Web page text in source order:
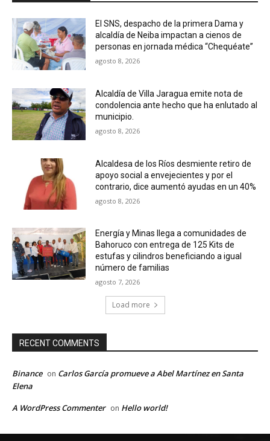
El SNS, despacho de la primera Dama y
alcaldía de Neiba impactan a cienos de
personas en jornada médica “Chequéate”
agosto 8, 2026
Alcaldía de Villa Jaragua emite nota de
condolencia ante hecho que ha enlutado al
municipio.
agosto 8, 2026
Alcaldesa de los Ríos desmiente retiro de
apoyo social a envejecientes y por el
contrario, dice aumentó ayudas en un 40%
agosto 8, 2026
Energía y Minas llega a comunidades de
Bahoruco con entrega de 125 Kits de
estufas y cilindros beneficiando a igual
número de familias
agosto 7, 2026
Load more
RECENT COMMENTS
Binance on Carlos García promueve a Abel Martínez en Santa
Elena
A WordPress Commenter on Hello world!